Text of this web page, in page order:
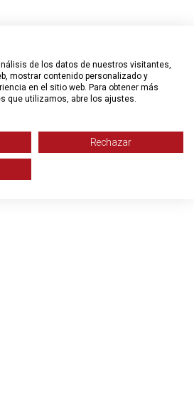
de los datos de nuestros visitantes,
mostrar contenido personalizado y
en el sitio web. Para obtener más
que utilizamos, abre los ajustes.
Rechazar